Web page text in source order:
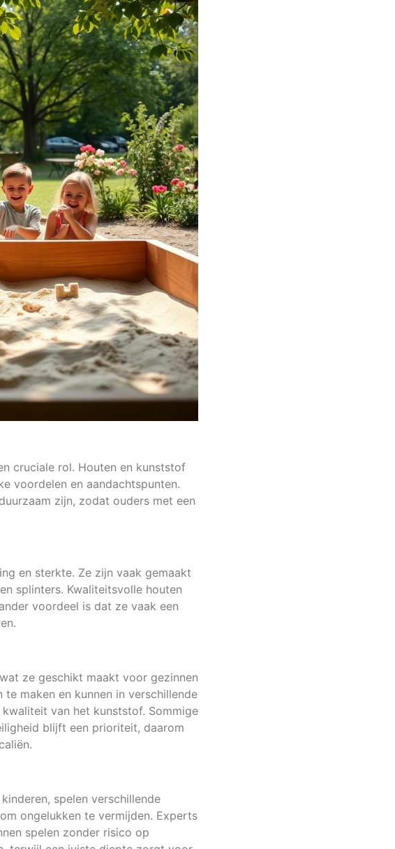
cruciale rol. Houten en kunststof
voordelen en aandachtspunten.
zijn, zodat ouders met een
en sterkte. Ze zijn vaak gemaakt
splinters. Kwaliteitsvolle houten
voordeel is dat ze vaak een
ze geschikt maakt voor gezinnen
maken en kunnen in verschillende
van het kunststof. Sommige
blijft een prioriteit, daarom
spelen verschillende
ongelukken te vermijden. Experts
spelen zonder risico op